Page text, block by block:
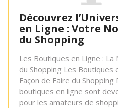
Découvrez
en Ligne : Votre
du Shopping
Les Boutiques en Ligne : La
du Shopping Les Boutiques
Façon de Faire du
boutiques en ligne sont
pour les amateurs de